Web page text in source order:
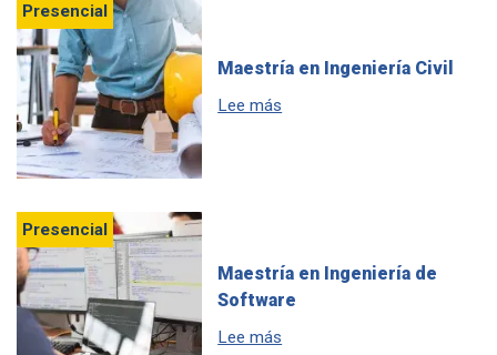
Presencial
Maestría en Ingeniería Civil
Lee más
Presencial
Maestría en Ingeniería de
Software
Lee más